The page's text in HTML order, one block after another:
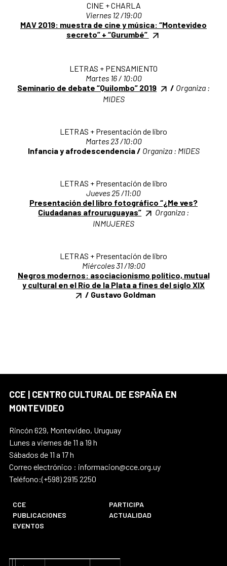
CINE + CHARLA
Viernes 12 /19:00
MAV 2019: muestra de cine y música: “Montevideo
secreto” + “Gurumbé”
LETRAS + PENSAMIENTO
Martes 16 / 10:00
Seminario de debate “Quilombo” 2019
/ Organiza :
MIDES
LETRAS + Presentación de libro
Martes 23 /10:00
Infancia y afrodescendencia / Organiza : MIDES
LETRAS + Presentación de libro
Jueves 25 /11:00
Presentación del libro fotográfico “¿Me ves?
Ciudadanas afrouruguayas”
Organiza :
INMUJERES
LETRAS + Presentación de libro
Miércoles 31 /19:00
Negros modernos: asociacionismo político, mutual
y cultural en el Río de la Plata a fines del siglo XIX
/ Gustavo Goldman
CCE | CENTRO CULTURAL DE ESPAÑA EN
MONTEVIDEO
Rincón 629, Montevideo, Uruguay
Lunes a viernes de 11 a 19 h
Sábados de 11 a 17 h
Correo electrónico : informacion@cce.org.uy
Teléfono:(+598) 2915 2250
CCE
PARTICIPA
PUBLICACIONES
ACTUALIDAD
EVENTOS